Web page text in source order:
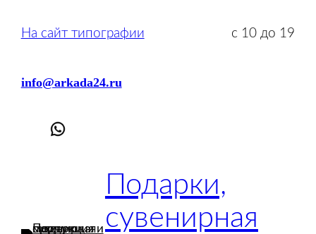
На сайт типографии с 10 до 19
info@arkada24.ru
Подарки,
сувенирная